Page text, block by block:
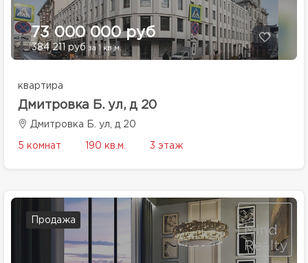
73 000 000 руб
384 211 руб за 1 кв.м.
квартира
Дмитровка Б. ул, д 20
Дмитровка Б. ул, д 20
5 комнат 190 кв.м. 3 этаж
Продажа